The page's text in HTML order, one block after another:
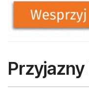
Przyjazny